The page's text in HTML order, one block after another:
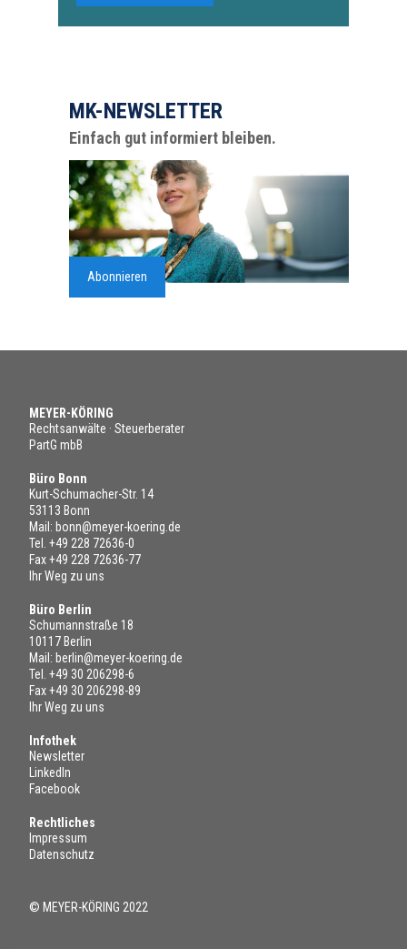
MK-NEWSLETTER
Einfach gut informiert bleiben.
Abonnieren
MEYER-KÖRING
Rechtsanwälte · Steuerberater
PartG mbB
Büro Bonn
Kurt-Schumacher-Str. 14
53113 Bonn
Mail: bonn@meyer-koering.de
Tel. +49 228 72636-0
Fax +49 228 72636-77
Ihr Weg zu uns
Büro Berlin
Schumannstraße 18
10117 Berlin
Mail: berlin@meyer-koering.de
Tel. +49 30 206298-6
Fax +49 30 206298-89
Ihr Weg zu uns
Infothek
Newsletter
LinkedIn
Facebook
Rechtliches
Impressum
Datenschutz
© MEYER-KÖRING 2022